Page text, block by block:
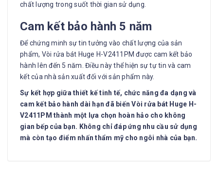
chất lượng trong suốt thời gian sử dụng.
Cam kết bảo hành 5 năm
Để chứng minh sự tin tưởng vào chất lượng của sản
phẩm, Vòi rửa bát Huge H-V2411PM được cam kết bảo
hành lên đến 5 năm. Điều này thể hiện sự tự tin và cam
kết của nhà sản xuất đối với sản phẩm này.
Sự kết hợp giữa thiết kế tinh tế, chức năng đa dạng và
cam kết bảo hành dài hạn đã biến Vòi rửa bát Huge H-
V2411PM thành một lựa chọn hoàn hảo cho không
gian bếp của bạn. Không chỉ đáp ứng nhu cầu sử dụng
mà còn tạo điểm nhấn thẩm mỹ cho ngôi nhà của bạn.